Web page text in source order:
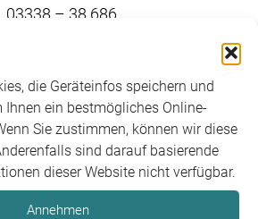
die Geräteinfos speichern und
ein bestmögliches Online-
Sie zustimmen, können wir diese
sind darauf basierende
dieser Website nicht verfügbar.
Annehmen
03338 – 38 686
DATENSCHUTZERKLÄRUNG